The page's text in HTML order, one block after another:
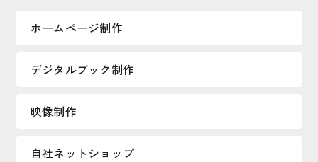
ホームページ制作
デジタルブック制作
映像制作
自社ネットショップ